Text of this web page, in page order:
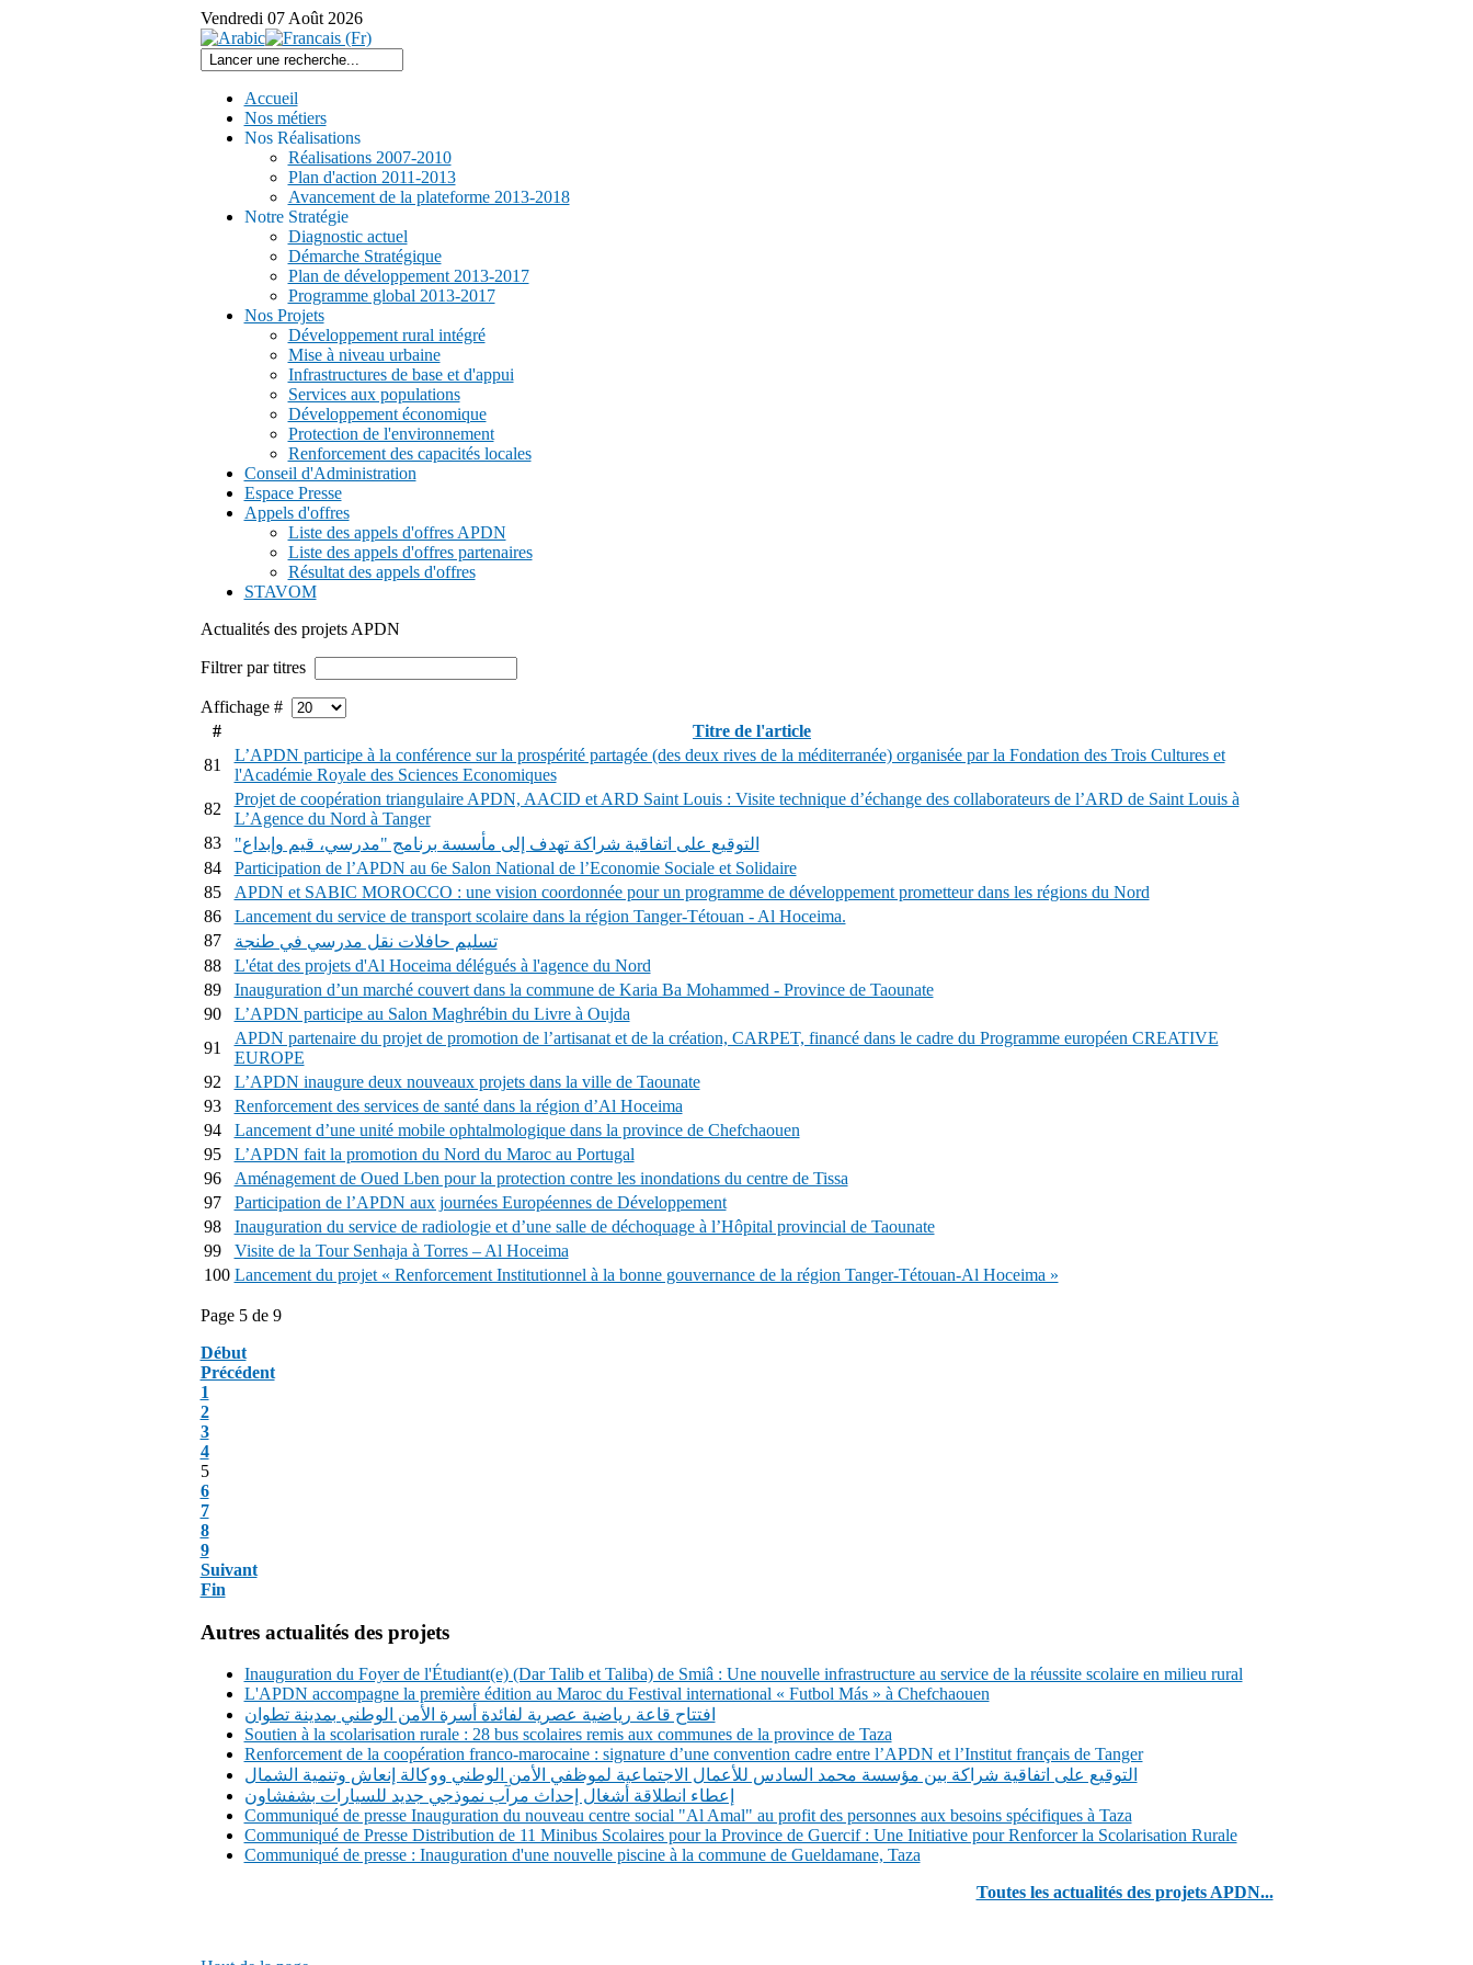
Vendredi 07 Août 2026
Accueil
Nos métiers
Nos Réalisations
Réalisations 2007-2010
Plan d'action 2011-2013
Avancement de la plateforme 2013-2018
Notre Stratégie
Diagnostic actuel
Démarche Stratégique
Plan de développement 2013-2017
Programme global 2013-2017
Nos Projets
Développement rural intégré
Mise à niveau urbaine
Infrastructures de base et d'appui
Services aux populations
Développement économique
Protection de l'environnement
Renforcement des capacités locales
Conseil d'Administration
Espace Presse
Appels d'offres
Liste des appels d'offres APDN
Liste des appels d'offres partenaires
Résultat des appels d'offres
STAVOM
Actualités des projets APDN
Filtrer par titres
Affichage #
#
Titre de l'article
81
L’APDN participe à la conférence sur la prospérité partagée (des deux rives de la méditerranée) organisée par la Fondation des Trois Cultures et
l'Académie Royale des Sciences Economiques
82
Projet de coopération triangulaire APDN, AACID et ARD Saint Louis : Visite technique d’échange des collaborateurs de l’ARD de Saint Louis à
L’Agence du Nord à Tanger
83
"التوقيع على اتفاقية شراكة تهدف إلى مأسسة برنامج "مدرسي، قيم وإبداع
84
Participation de l’APDN au 6e Salon National de l’Economie Sociale et Solidaire
85
APDN et SABIC MOROCCO : une vision coordonnée pour un programme de développement prometteur dans les régions du Nord
86
Lancement du service de transport scolaire dans la région Tanger-Tétouan - Al Hoceima.
87
تسليم حافلات نقل مدرسي في طنجة
88
L'état des projets d'Al Hoceima délégués à l'agence du Nord
89
Inauguration d’un marché couvert dans la commune de Karia Ba Mohammed - Province de Taounate
90
L’APDN participe au Salon Maghrébin du Livre à Oujda
91
APDN partenaire du projet de promotion de l’artisanat et de la création, CARPET, financé dans le cadre du Programme européen CREATIVE
EUROPE
92
L’APDN inaugure deux nouveaux projets dans la ville de Taounate
93
Renforcement des services de santé dans la région d’Al Hoceima
94
Lancement d’une unité mobile ophtalmologique dans la province de Chefchaouen
95
L’APDN fait la promotion du Nord du Maroc au Portugal
96
Aménagement de Oued Lben pour la protection contre les inondations du centre de Tissa
97
Participation de l’APDN aux journées Européennes de Développement
98
Inauguration du service de radiologie et d’une salle de déchoquage à l’Hôpital provincial de Taounate
99
Visite de la Tour Senhaja à Torres – Al Hoceima
100 Lancement du projet « Renforcement Institutionnel à la bonne gouvernance de la région Tanger-Tétouan-Al Hoceima »
Page 5 de 9
Début
Précédent
1
2
3
4
5
6
7
8
9
Suivant
Fin
Autres actualités des projets
Inauguration du Foyer de l'Étudiant(e) (Dar Talib et Taliba) de Smiâ : Une nouvelle infrastructure au service de la réussite scolaire en milieu rural
L'APDN accompagne la première édition au Maroc du Festival international « Futbol Más » à Chefchaouen
افتتاح قاعة رياضية عصرية لفائدة أسرة الأمن الوطني بمدينة تطوان
Soutien à la scolarisation rurale : 28 bus scolaires remis aux communes de la province de Taza
Renforcement de la coopération franco-marocaine : signature d’une convention cadre entre l’APDN et l’Institut français de Tanger
التوقيع على اتفاقية شراكة بين مؤسسة محمد السادس للأعمال الاجتماعية لموظفي الأمن الوطني ووكالة إنعاش وتنمية الشمال
إعطاء انطلاقة أشغال إحداث مرآب نموذجي جديد للسيارات بشفشاون
Communiqué de presse Inauguration du nouveau centre social "Al Amal" au profit des personnes aux besoins spécifiques à Taza
Communiqué de Presse Distribution de 11 Minibus Scolaires pour la Province de Guercif : Une Initiative pour Renforcer la Scolarisation Rurale
Communiqué de presse : Inauguration d'une nouvelle piscine à la commune de Gueldamane, Taza
Toutes les actualités des projets APDN...